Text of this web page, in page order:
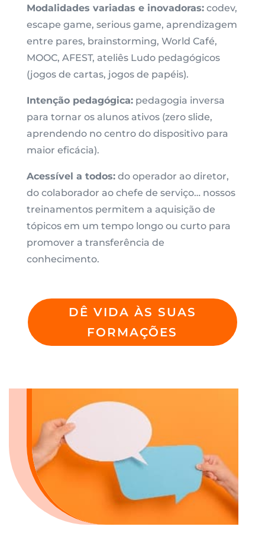
Modalidades variadas e inovadoras:codev,
escape game, serious game, aprendizagem
entre pares, brainstorming, World Café,
MOOC, AFEST, ateliês Ludo pedagógicos
(jogos de cartas, jogos de papéis).
Intenção pedagógica:pedagogia inversa
para tornar os alunos ativos (zero slide,
aprendendo no centro do dispositivo para
maior eficácia).
Acessível a todos:do operador ao diretor,
do colaborador ao chefe de serviço… nossos
treinamentos permitem a aquisição de
tópicos em um tempo longo ou curto para
promover a transferência de
conhecimento.
DÊ VIDA ÀS SUAS
FORMAÇÕES